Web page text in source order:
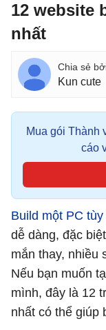
12 website
nhất
Kun cute
Mua gói Thành
cáo
Build một PC tùy
dễ dàng, đặc
mắn thay, nhiều
Nếu bạn muốn
mình, đây là 12
nhất có thể giúp